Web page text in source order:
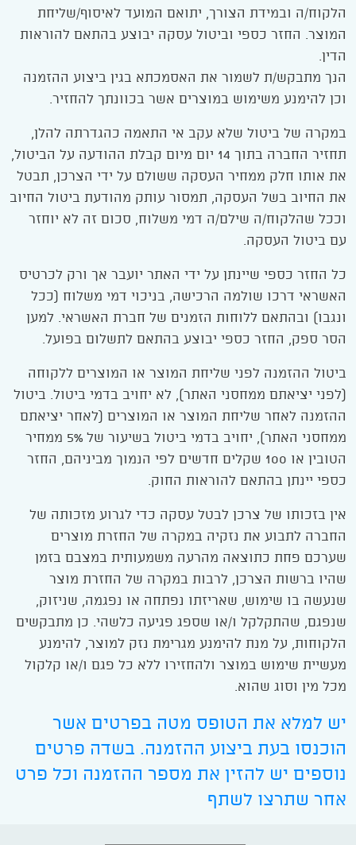
הלקוח/ה ובמידת הצורך, יתואם המועד לאיסוף/שליחת
המוצר. החזר כספי וביטול עסקה יבוצע בהתאם להוראות
הדין.
הנך מתבקש/ת לשמור את האסמכתא בגין ביצוע ההזמנה
וכן להימנע משימוש במוצרים אשר בכוונתך להחזיר.
במקרה של ביטול שלא עקב אי התאמה כהגדרתה להלן,
תחזיר החברה בתוך 14 יום מיום קבלת ההודעה על הביטול,
את אותו חלק ממחיר העסקה ששולם על ידי הצרכן, תבטל
את החיוב בשל העסקה, תמסור עותק מהודעת ביטול החיוב
וככל שהלקוח/ה שילם/ה דמי משלוח, סכום זה לא יוחזר
עם ביטול העסקה.
כל החזר כספי שיינתן על ידי האתר יועבר אך ורק לכרטיס
האשראי דרכו שולמה הרכישה, בניכוי דמי משלוח (ככל
ונגבו) ובהתאם ללוחות הזמנים של חברת האשראי. למען
הסר ספק, החזר כספי יבוצע בהתאם לתשלום בפועל.
ביטול ההזמנה לפני שליחת המוצר או המוצרים ללקוחה
(לפני יציאתם ממחסני האתר), לא יחויב בדמי ביטול. ביטול
ההזמנה לאחר שליחת המוצר או המוצרים (לאחר יציאתם
ממחסני האתר), יחויב בדמי ביטול בשיעור של 5% ממחיר
הטובין או 100 שקלים חדשים לפי הנמוך מביניהם, החזר
כספי יינתן בהתאם להוראות החוק.
אין בזכותו של צרכן לבטל עסקה כדי לגרוע מזכותה של
החברה לתבוע את נזקיה במקרה של החזרת מוצרים
שערכם פחת כתוצאה מהרעה משמעותית במצבם בזמן
שהיו ברשות הצרכן, לרבות במקרה של החזרת מוצר
שנעשה בו שימוש, שאריזתו נפתחה או נפגמה, שניזוק,
שנפגם, שהתקלקל ו/או שספג פגיעה כלשהי. כן מתבקשים
הלקוחות, על מנת להימנע מגרימת נזק למוצר, להימנע
מעשיית שימוש במוצר ולהחזירו ללא כל פגם ו/או קלקול
מכל מין וסוג שהוא.
יש למלא את הטופס מטה בפרטים אשר
הוכנסו בעת ביצוע ההזמנה. בשדה פרטים
נוספים יש להזין את מספר ההזמנה וכל פרט
אחר שתרצו לשתף